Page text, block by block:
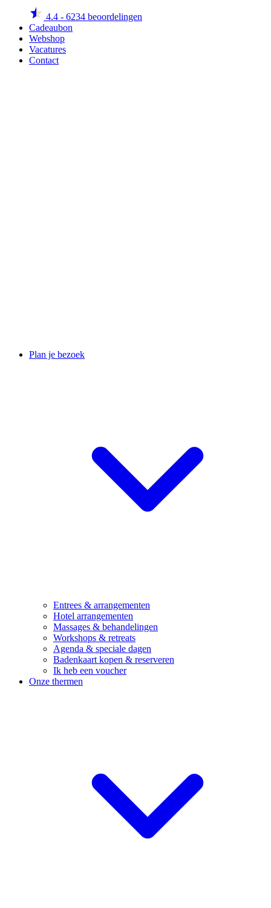
4.4 - 6234 beoordelingen
Cadeaubon
Webshop
Vacatures
Contact
Plan je bezoek
Entrees & arrangementen
Hotel arrangementen
Massages & behandelingen
Workshops & retreats
Agenda & speciale dagen
Badenkaart kopen & reserveren
Ik heb een voucher
Onze thermen